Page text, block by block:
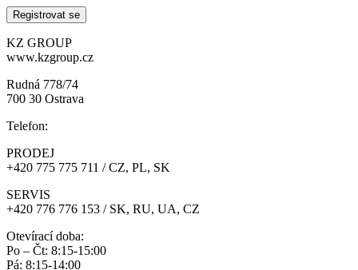
KZ GROUP
www.kzgroup.cz
Rudná 778/74
700 30 Ostrava
Telefon:
PRODEJ
+420 775 775 711 / CZ, PL, SK
SERVIS
+420 776 776 153 / SK, RU, UA, CZ
Otevírací doba:
Po – Čt: 8:15-15:00
Pá: 8:15-14:00